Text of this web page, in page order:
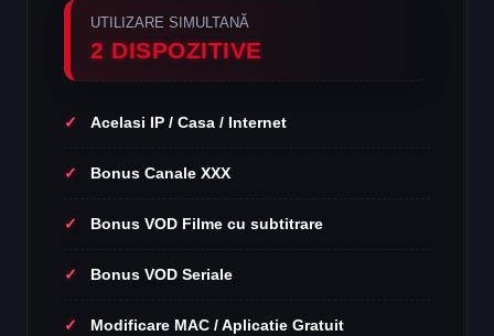
UTILIZARE SIMULTANĂ
2 DISPOZITIVE
Acelasi IP / Casa / Internet
Bonus Canale XXX
Bonus VOD Filme cu subtitrare
Bonus VOD Seriale
Modificare MAC / Aplicatie Gratuit